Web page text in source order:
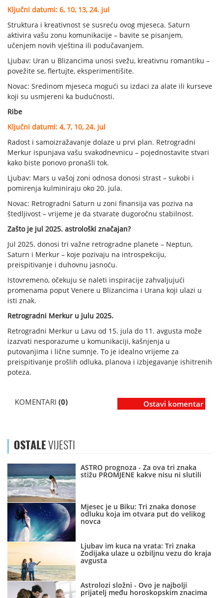
Ključni datumi: 6, 10, 13, 24. jul
Struktura i kreativnost se susreću ovog mjeseca. Saturn
aktivira vašu zonu komunikacije – bavite se pisanjem,
učenjem novih vještina ili podučavanjem.
Ljubav: Uran u Blizancima unosi svežu, kreativnu romantiku –
povežite se, flertujte, eksperimentišite.
Novac: Sredinom mjeseca mogući su izdaci za alate ili kurseve
koji su usmjereni ka budućnosti.
Ribe
Ključni datumi: 4, 7, 10, 24. jul
Radost i samoizražavanje dolaze u prvi plan. Retrogradni
Merkur ispunjava vašu svakodnevnicu – pojednostavite stvari
kako biste ponovo pronašli tok.
Ljubav: Mars u vašoj zoni odnosa donosi strast – sukobi i
pomirenja kulminiraju oko 20. jula.
Novac: Retrogradni Saturn u zoni finansija vas poziva na
štedljivost – vrijeme je da stvarate dugoročnu stabilnost.
Zašto je jul 2025. astrološki značajan?
Jul 2025. donosi tri važne retrogradne planete – Neptun,
Saturn i Merkur – koje pozivaju na introspekciju,
preispitivanje i duhovnu jasnoću.
Istovremeno, očekuju se naleti inspiracije zahvaljujući
promenama poput Venere u Blizancima i Urana koji ulazi u
isti znak.
Retrogradni Merkur u julu 2025.
Retrogradni Merkur u Lavu od 15. jula do 11. avgusta može
izazvati nesporazume u komunikaciji, kašnjenja u
putovanjima i lične sumnje. To je idealno vrijeme za
preispitivanje prošlih odluka, planova i izbjegavanje ishitrenih
poteza.
KOMENTARI (0) Ostavi komentar
OSTALEVIJESTI
ASTRO prognoza - Za ova tri znaka
stižu PROMJENE kakve nisu ni slutili
Mjesec je u Biku: Tri znaka donose
odluku koja im otvara put do velikog
novca
Ljubav im kuca na vrata: Tri znaka
Zodijaka ulaze u ozbiljnu vezu do kraja
avgusta
Astrolozi složni - Ovo je najbolji
prijatelj među horoskopskim znacima